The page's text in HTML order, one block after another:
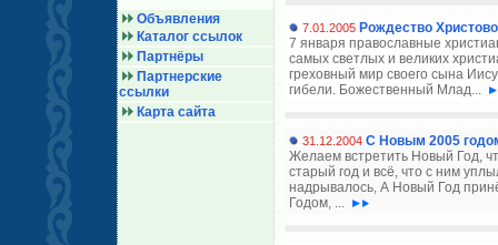
Объявления
Каталог ссылок
Партнёры
Партнерские
ссылки
Карта сайта
7.01.2005 Рождество Христово
7 января православные
самых светлых и великих
греховный мир своего сына
гибели. Божественный Млад...
31.12.2004 С Новым 2005
Желаем встретить Новый Год,
старый год и всё, что с ним
надрывалось, А Новый Год
Годом, ...